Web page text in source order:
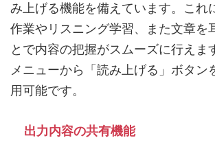
み上げる機能を備えています。これ
作業やリスニング学習、また文章を
とで内容の把握がスムーズに行えま
メニューから「読み上げる」ボタン
用可能です。
出力内容の共有機能